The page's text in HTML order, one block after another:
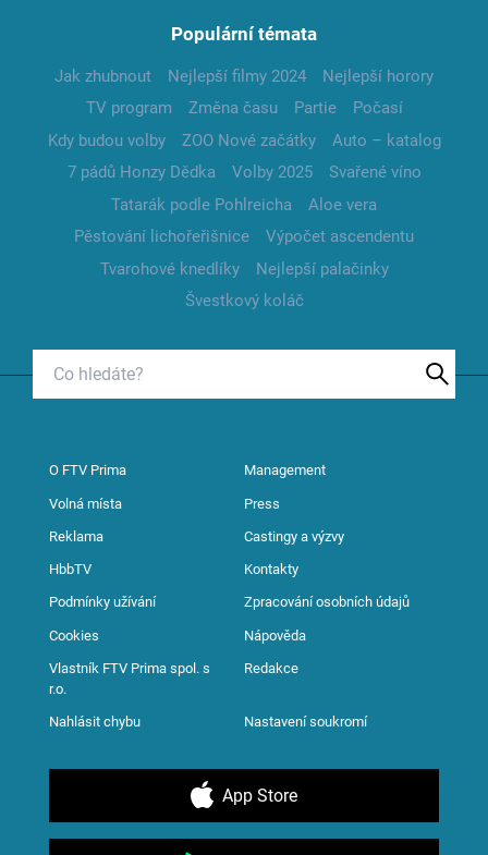
Populární témata
Jak zhubnout Nejlepší filmy 2024
Nejlepší horory
TV program
Změna času Partie
Počasí
Kdy budou volby
ZOO Nové začátky
Auto – katalog
7 pádů Honzy Dědka
Volby 2025
Svařené víno
Tatarák podle Pohlreicha
Aloe vera
Pěstování lichořeřišnice
Výpočet ascendentu
Tvarohové knedlíky
Nejlepší palačinky
Švestkový koláč
O FTV Prima Management
Volná místa Press
Reklama Castingy a výzvy
HbbTV Kontakty
Podmínky užívání Zpracování osobních údajů
Cookies Nápověda
Vlastník FTV Prima spol. s
r.o.
Redakce
Nahlásit chybu Nastavení soukromí
App Store